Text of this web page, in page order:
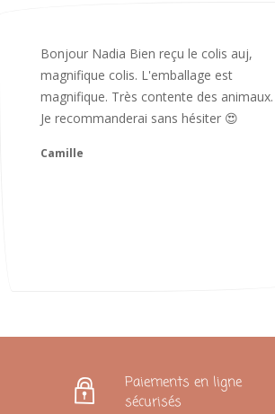
Merci infiniment, c’est magnifique 😍
d’avoir pris le temps de me répondre.
Nous sommes vraiment contents et
avons hâte de les utiliser 😄 bonne soirée
😍
Paiements en ligne
sécurisés